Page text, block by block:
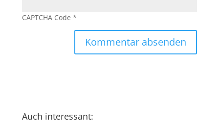
CAPTCHA Code *
Auch interessant: